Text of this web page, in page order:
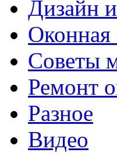
Дизайн
Оконная
Советы
Ремонт
Разное
Видео